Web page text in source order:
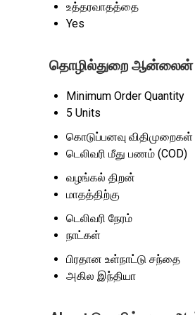
உத்தரவாதத்தை
Yes
தொழில்துறை ஆன்லைன்
Minimum Order Quantity
5 Units
கொடுப்பனவு விதிமுறைகள்
டெலிவரி மீது பணம் (COD)
வழங்கல் திறன்
மாதத்திற்கு
டெலிவரி நேரம்
நாட்கள்
பிரதான உள்நாட்டு சந்தை
அகில இந்தியா